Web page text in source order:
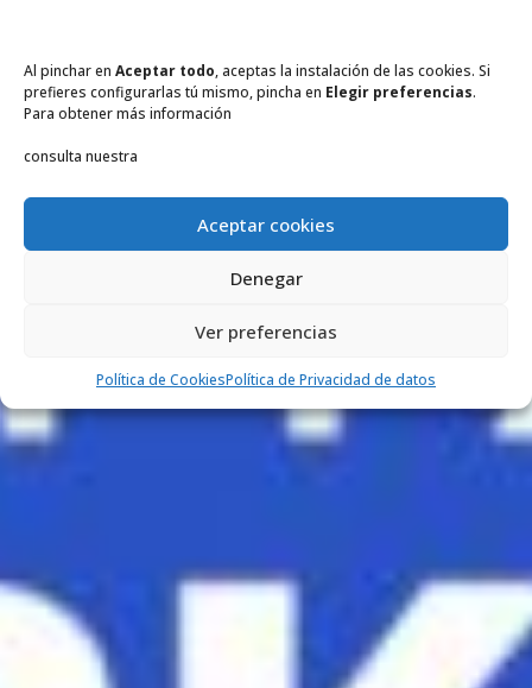
Al pinchar en Aceptar todo, aceptas la instalación de las cookies. Si
prefieres configurarlas tú mismo, pincha en Elegir preferencias.
Para obtener más información
consulta nuestra
Aceptar cookies
Denegar
Ver preferencias
Política de CookiesPolítica de Privacidad de datos